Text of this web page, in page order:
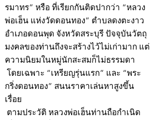
รมาทร” หรือ ที่เรียกกันติดปากว่า “หลวง
พ่อเฮ็น แห่งวัดดอนทอง” ตำบลดงตะงาว
อำเภอดอนพุด จังหวัดสระบุรี ปัจจุบันวัตถุ
มงคลของท่านถึงจะสร้างไว้ไม่เก่ามาก แต่
ความนิยมในหมู่นักสะสมก็ไม่ธรรมดา
โดยเฉพาะ “เหรียญรุ่นแรก” และ “พระ
กริ่งดอนทอง” สนนราคาเล่นหาสูงขึ้น
เรื่อย
ตามประวัติ หลวงพ่อเฮ็นท่านถือกำเนิด